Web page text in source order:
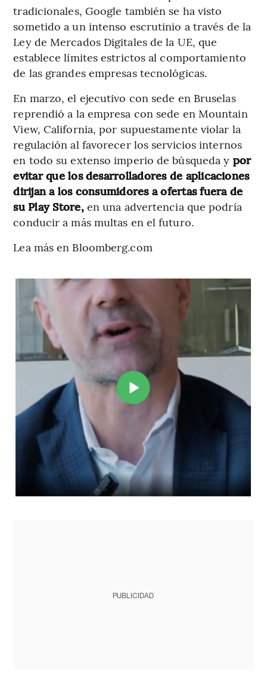
tradicionales, Google también se ha visto
sometido a un intenso escrutinio a través de la
Ley de Mercados Digitales de la UE, que
establece límites estrictos al comportamiento
de las grandes empresas tecnológicas.
En marzo, el ejecutivo con sede en Bruselas
reprendió a la empresa con sede en Mountain
View, California, por supuestamente violar la
regulación al favorecer los servicios internos
en todo su extenso imperio de búsqueda y por
evitar que los desarrolladores de aplicaciones
dirijan a los consumidores a ofertas fuera de
su Play Store,en una advertencia que podría
conducir a más multas en el futuro.
Lea más en Bloomberg.com
PUBLICIDAD